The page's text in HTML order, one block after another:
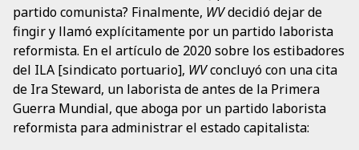
partido comunista? Finalmente, WVdecidió dejar de
fingir y llamó explícitamente por un partido laborista
reformista. En el artículo de 2020 sobre los estibadores
del ILA [sindicato portuario], WVconcluyó con una cita
de Ira Steward, un laborista de antes de la Primera
Guerra Mundial, que aboga por un partido laborista
reformista para administrar el estado capitalista: